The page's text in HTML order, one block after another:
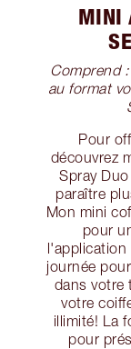
MINI
Comprend
au format
Pour
découvrez
Spray
paraître
Mon mini
pour
journée
dans votre
votre
illimité! La
pour